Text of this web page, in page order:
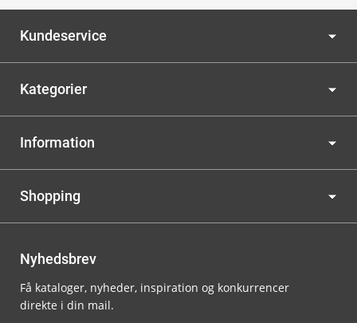
Kundeservice
Kategorier
Information
Shopping
Nyhedsbrev
Få kataloger, nyheder, inspiration og konkurrencer
direkte i din mail.